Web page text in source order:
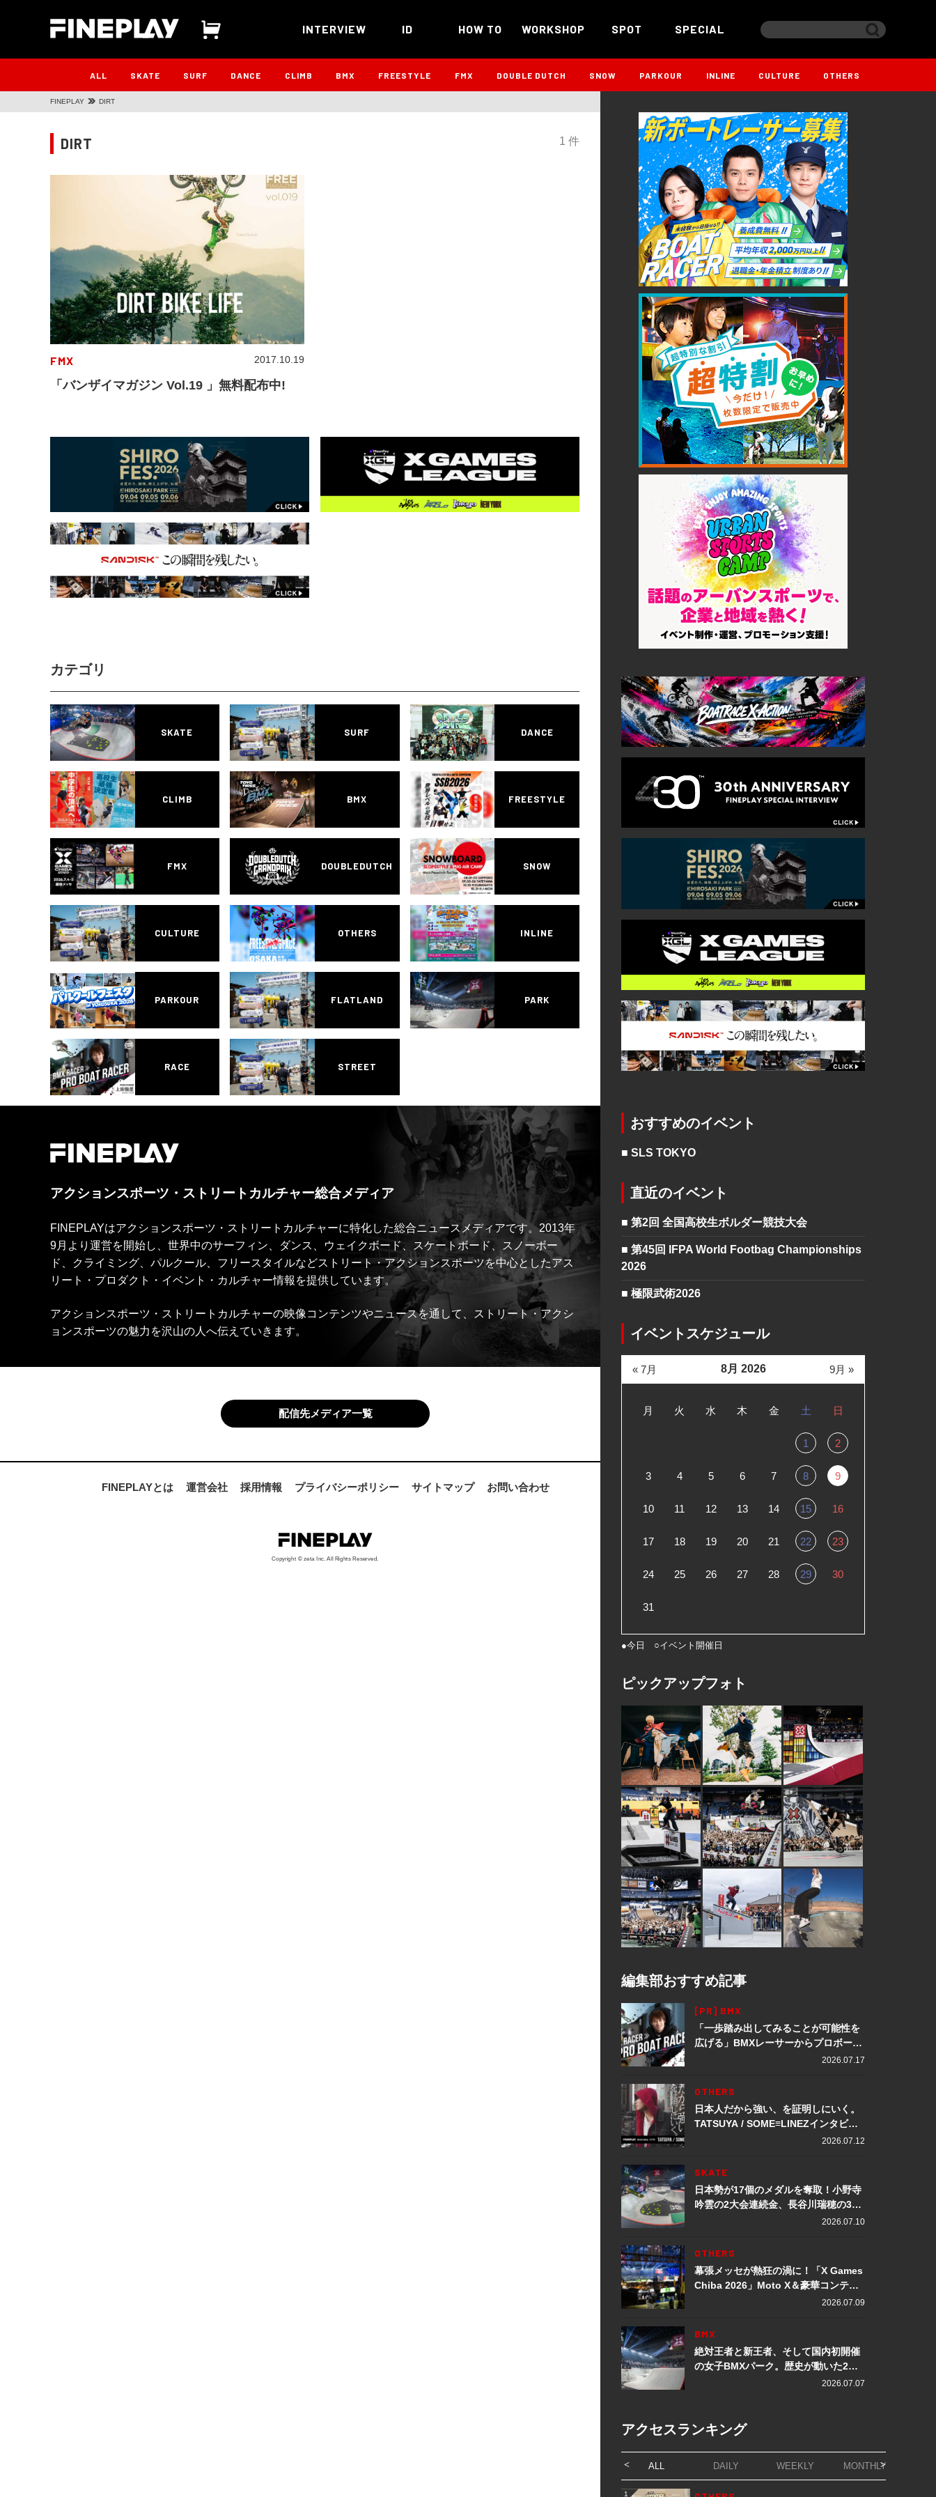
INTERVIEW ID HOW TO WORKSHOP SPOT SPECIAL
ALL SKATE SURF DANCE CLIMB BMX FREESTYLE FMX DOUBLE DUTCH SNOW PARKOUR INLINE CULTURE OTHERS
FINEPLAY DIRT
1 件
DIRT
FMX
「バンザイマガジン Vol.19 」無料配布中!
2017.10.19
カテゴリ
SKATE SURF DANCE
CLIMB BMX FREESTYLE
FMX DOUBLEDUTCH SNOW
CULTURE OTHERS INLINE
PARKOUR FLATLAND PARK
RACE STREET
アクションスポーツ・ストリートカルチャー総合メディア
FINEPLAYはアクションスポーツ・ストリートカルチャーに特化した総合ニュースメディアです。2013年
9月より運営を開始し、世界中のサーフィン、ダンス、ウェイクボード、スケートボード、スノーボー
ド、クライミング、パルクール、フリースタイルなどストリート・アクションスポーツを中心としたアス
リート・プロダクト・イベント・カルチャー情報を提供しています。
アクションスポーツ・ストリートカルチャーの映像コンテンツやニュースを通して、ストリート・アクシ
ョンスポーツの魅力を沢山の人へ伝えていきます。
配信先メディア一覧
FINEPLAYとは 運営会社 採用情報 プライバシーポリシー サイトマップ お問い合わせ
Copyright © zeta Inc. All Rights Reserved.
おすすめのイベント
■ SLS TOKYO
直近のイベント
■ 第2回 全国高校生ボルダー競技大会
■ 第45回 IFPA World Footbag Championships
2026
■ 極限武術2026
イベントスケジュール
8月 2026
月 火 水 木 金 土 日
1 2
3 4 5 6 7 8 9
10 11 12 13 14 15 16
17 18 19 20 21 22 23
24 25 26 27 28 29 30
31
« 7月 9月 »
●今日 ○イベント開催日
ピックアップフォト
編集部おすすめ記事
[PR] BMX
「一歩踏み出してみることが可能性を
広げる」BMXレーサーからプロボート
レーサーへ転身。上田龍星が体現する
2026.07.17
OTHERS
日本人だから強い、を証明しにいく。
TATSUYA / SOME≡LINEZインタビュ
2026.07.12
SKATE
日本勢が17個のメダルを奪取！小野寺
吟雲の2大会連続金、長谷川瑞穂の3メ
ダル獲得など数々の快挙をプレイバッ
2026.07.10
OTHERS
幕張メッセが熱狂の渦に！「X Games
Chiba 2026」Moto X＆豪華コンテン
2026.07.09
BMX
絶対王者と新王者、そして国内初開催
の女子BMXパーク。歴史が動いた2日
2026.07.07
アクセスランキング
ALL DAILY WEEKLY MONTHLY
1